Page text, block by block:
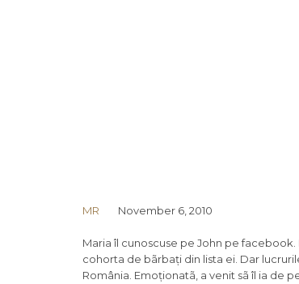
MR November 6, 2010
Maria îl cunoscuse pe John pe
cohorta de bãrbați din lista ei. Dar
România. Emoționatã, a venit sã îl ia de